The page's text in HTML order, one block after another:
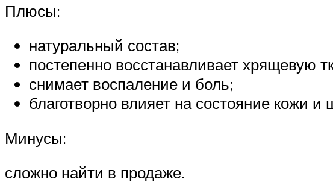
Плюсы:
натуральный состав;
постепенно восстанавливает хрящевую
снимает воспаление и боль;
благотворно влияет на состояние кожи и
Минусы:
сложно найти в продаже.